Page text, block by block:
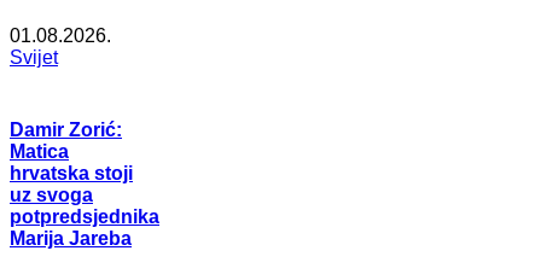
01.08.2026.
Svijet
Damir Zorić:
Matica
hrvatska stoji
uz svoga
potpredsjednika
Marija Jareba